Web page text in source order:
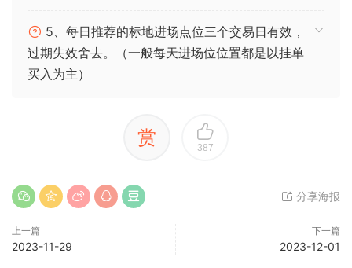
5、每日推荐的标地进场点位三个交易日有效，
过期失效舍去。（一般每天进场位位置都是以挂单
买入为主）
赏 387
分享海报
上一篇
2023-11-29
下一篇
2023-12-01